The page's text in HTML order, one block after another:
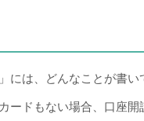
には、どんなことが書い
ードもない場合、口座開